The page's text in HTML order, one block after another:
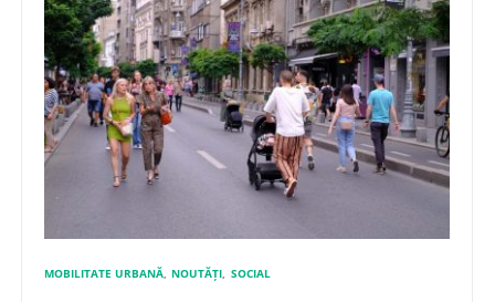
MOBILITATE URBANĂ NOUTĂȚI SOCIAL